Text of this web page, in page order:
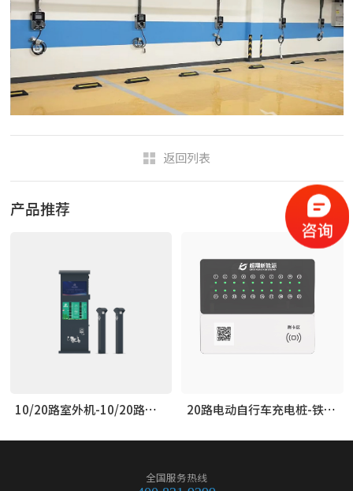
返回列表
产品推荐
10/20路室外机-10/20路防雨室外 20路电动自行车充电桩-铁甲系列
全国服务热线